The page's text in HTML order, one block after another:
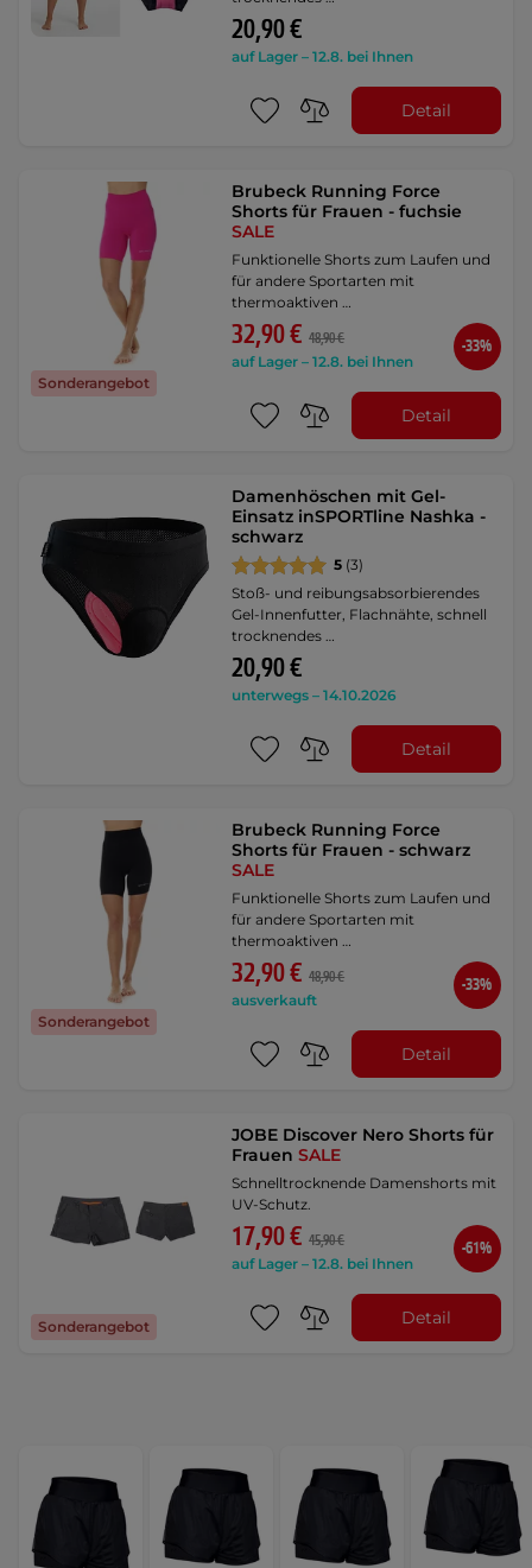
20,90 €
auf Lager – 12.8. bei Ihnen
Detail
Sonderangebot
Brubeck Running Force
Shorts für Frauen - fuchsie
SALE
Funktionelle Shorts zum Laufen und
für andere Sportarten mit
thermoaktiven …
32,90 € 48,90 €
auf Lager – 12.8. bei Ihnen
-33%
Detail
Damenhöschen mit Gel-
Einsatz inSPORTline Nashka -
schwarz
5 (3)
Stoß- und reibungsabsorbierendes
Gel-Innenfutter, Flachnähte, schnell
trocknendes …
20,90 €
unterwegs – 14.10.2026
Detail
Sonderangebot
Brubeck Running Force
Shorts für Frauen - schwarz
SALE
Funktionelle Shorts zum Laufen und
für andere Sportarten mit
thermoaktiven …
32,90 € 48,90 €
ausverkauft
-33%
Detail
Sonderangebot
JOBE Discover Nero Shorts für
FrauenSALE
Schnelltrocknende Damenshorts mit
UV-Schutz.
17,90 € 45,90 €
auf Lager – 12.8. bei Ihnen
-61%
Detail